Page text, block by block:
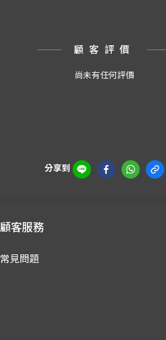
顧客評價
尚未有任何評價
分享到
顧客服務
常見問題